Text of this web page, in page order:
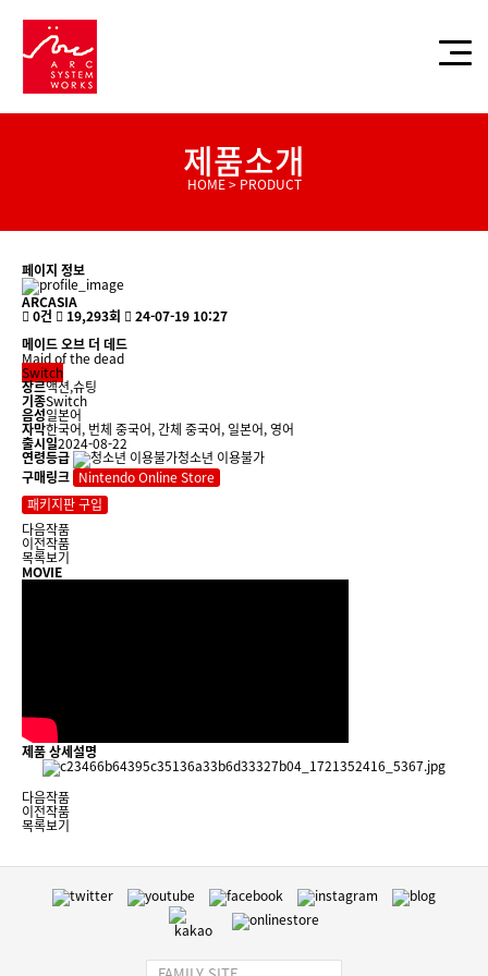
제품소개
HOME > PRODUCT
페이지 정보
ARCASIA
0건 19,293회
24-07-19 10:27
메이드 오브 더 데드
Maid of the dead
Switch
장르액션,슈팅
기종Switch
음성일본어
자막한국어, 번체 중국어, 간체 중국어, 일본어, 영어
출시일2024-08-22
연령등급
청소년 이용불가
구매링크 Nintendo Online Store
패키지판 구입
다음작품
이전작품
목록보기
MOVIE
제품 상세설명
다음작품
이전작품
목록보기